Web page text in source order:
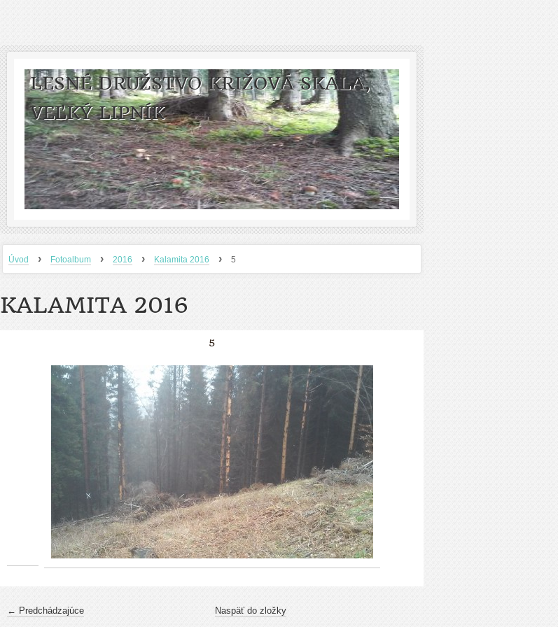
LESNÉ DRUŽSTVO KRIŽOVÁ SKALA,
VEĽKÝ LIPNÍK
Úvod › Fotoalbum › 2016 › Kalamita 2016 › 5
KALAMITA 2016
5
← Predchádzajúce Naspäť do zložky